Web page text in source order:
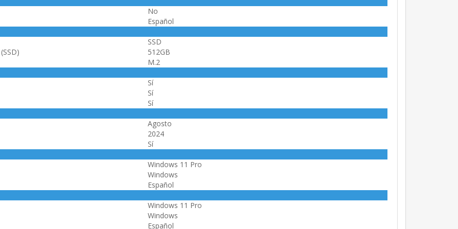
No
Español
SSD
512GB
M.2
Sí
Sí
Sí
Agosto
2024
Sí
Windows 11 Pro
Windows
Español
Windows 11 Pro
Windows
Español